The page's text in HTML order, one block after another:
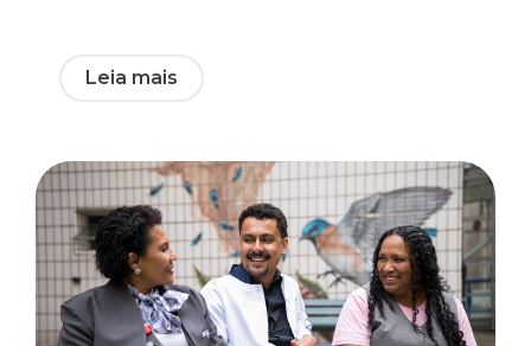
Leia mais